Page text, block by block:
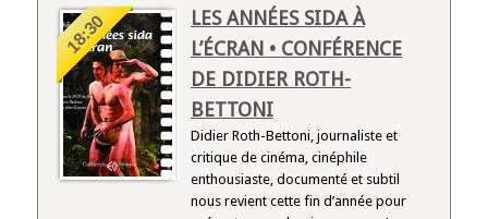
18:30
LES ANNÉES SIDA À
L’ÉCRAN • CONFÉRENCE
DE DIDIER ROTH-
BETTONI
Didier Roth-Bettoni, journaliste et
critique de cinéma, cinéphile
enthousiaste, documenté et subtil
nous revient cette fin d’année pour